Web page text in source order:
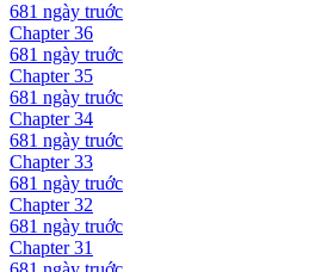
681 ngày truớc
Chapter36
681 ngày truớc
Chapter35
681 ngày truớc
Chapter34
681 ngày truớc
Chapter33
681 ngày truớc
Chapter32
681 ngày truớc
Chapter31